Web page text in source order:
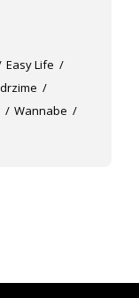
Easy Life
Wannabe